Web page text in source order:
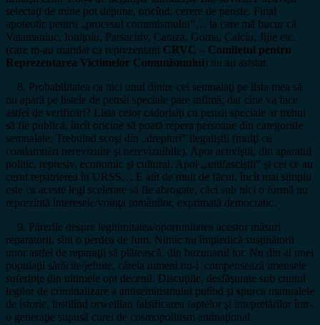
selectaţi de mine pot depune, oricînd, cerere de pensie. Final
apoteotic pentru „procesul comunismului”… la care mă bucur că
Vatamaniuc, Ioniţoiu, Parsachiv, Caraza, Goma, Calciu, Jijie etc.
(care m-au mandat ca reprezentant CRVC – Comitetul pentru
Reprezentarea Victimelor Comunismului) nu au asistat.
8. Probabilitatea ca nici unul dintre cei semnalaţi pe lista mea să
nu apară pe listele de pensii speciale pare infimă; dar cine va face
astfel de verificări? Lista celor cadorisiţi cu pensii speciale ar trebui
să fie publică, încît oricine să poată repera persoane din categoriile
semnalate. Trebuind scoşi din „drepturi” ilegaliştii (mulţi cu
condamnări nerevizuite şi nerevizuibile). Apoi activiştii, din aparatul
politic, represiv, economic şi cultural. Apoi „antifasciştii” şi cei ce au
cerut repatrierea în URSS… E atît de mult de făcut, încît mai simplu
este ca aceste legi scelerate să fie abrogate, căci sub nici o formă nu
reprezintă interesele/voinţa românilor, exprimată democratic.
9. Părerile despre legitimitatea/oportunitatea acestor măsuri
reparatorii, sînt o perdea de fum. Nimic nu împiedică susţinătorii
unor astfel de reparaţii să plătească, din buzunarul lor. Nu din al unei
populaţii sărăcite/jefuite, căreia nimeni nu-i compensează imensele
suferinţe din ultimele opt decenii. Discuţiile, desfăşurate sub cnutul
legilor de criminalizare a antisemitismului putînd şi spurca manualele
de istorie, instilînd orwellian falsificarea faptelor şi intepretărilor într-
o generaţie supusă curei de cosmopolitism antinaţional